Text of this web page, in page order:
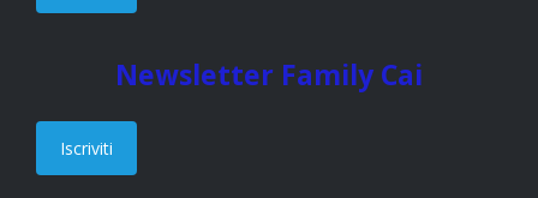
Newsletter Family Cai
Iscriviti